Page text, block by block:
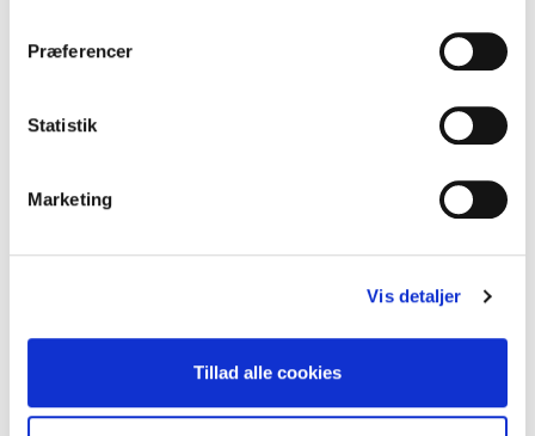
Præferencer
Statistik
Marketing
Vis detaljer
Tillad alle cookies
badeværelsesventilator. Dette sikrer, at
badeværelset og forhindre skimmel og fugt.
de vælger badeværelsesventilatorer.
badeværelset og tænde eller skrue op
for ventilatoren, når luftfugtigheden stiger til et
dannelsen af fugtskader og skimmel.